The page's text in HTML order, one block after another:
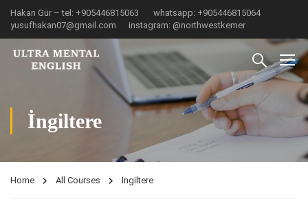
Hakan Gür – tel: +905446815063 ‎ ‎ ‎ ‎ ‎ ‎ whatsapp: +905446815064‎ ‎ ‎ ‎‎
yusufhakan07@gmail.com ‎ ‎ ‎ ‎ ‎ instagram: @northwestkemer
İngiltere
Home All Courses İngiltere